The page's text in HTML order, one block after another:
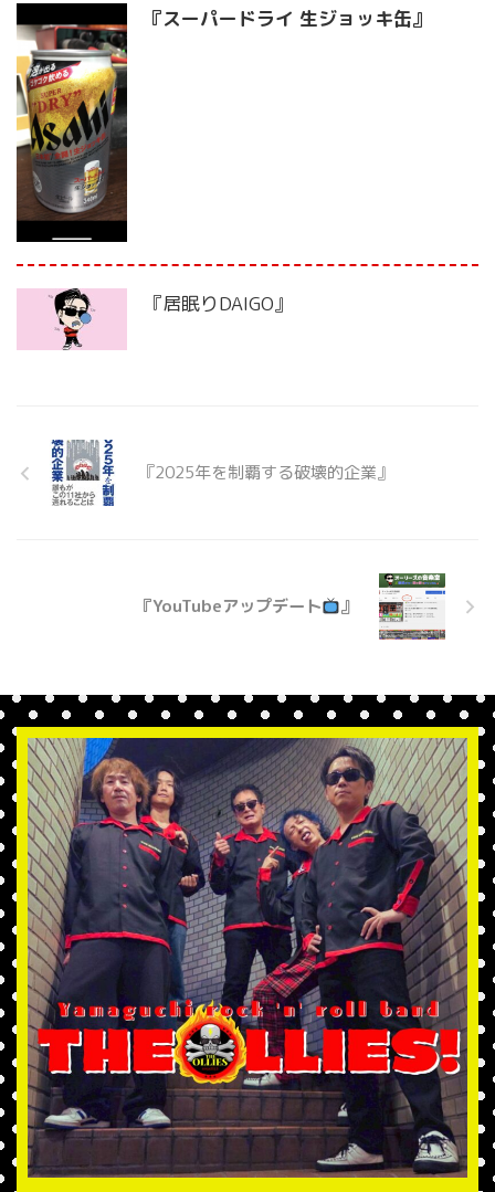
『スーパードライ 生ジョッキ缶』
『居眠りDAIGO』
『2025年を制覇する破壊的企業』
『YouTubeアップデート 』